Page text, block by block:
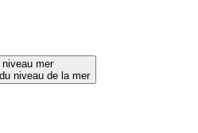
mer
niveau de la mer